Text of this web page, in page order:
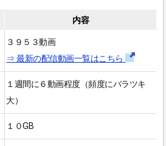
内容
３９５３動画
⇒ 最新の配信動画一覧はこちら
１週間に６動画程度（頻度にバラツキ
大）
１０GB